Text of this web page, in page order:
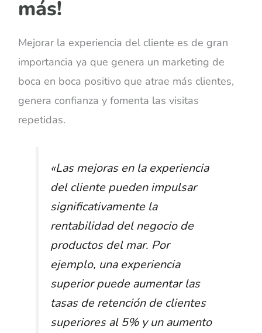
más!
Mejorar la experiencia del cliente es de gran
importancia ya que genera un marketing de
boca en boca positivo que atrae más clientes,
genera confianza y fomenta las visitas
repetidas.
«Las mejoras en la experiencia
del cliente pueden impulsar
significativamente la
rentabilidad del negocio de
productos del mar. Por
ejemplo, una experiencia
superior puede aumentar las
tasas de retención de clientes
superiores al 5% y un aumento